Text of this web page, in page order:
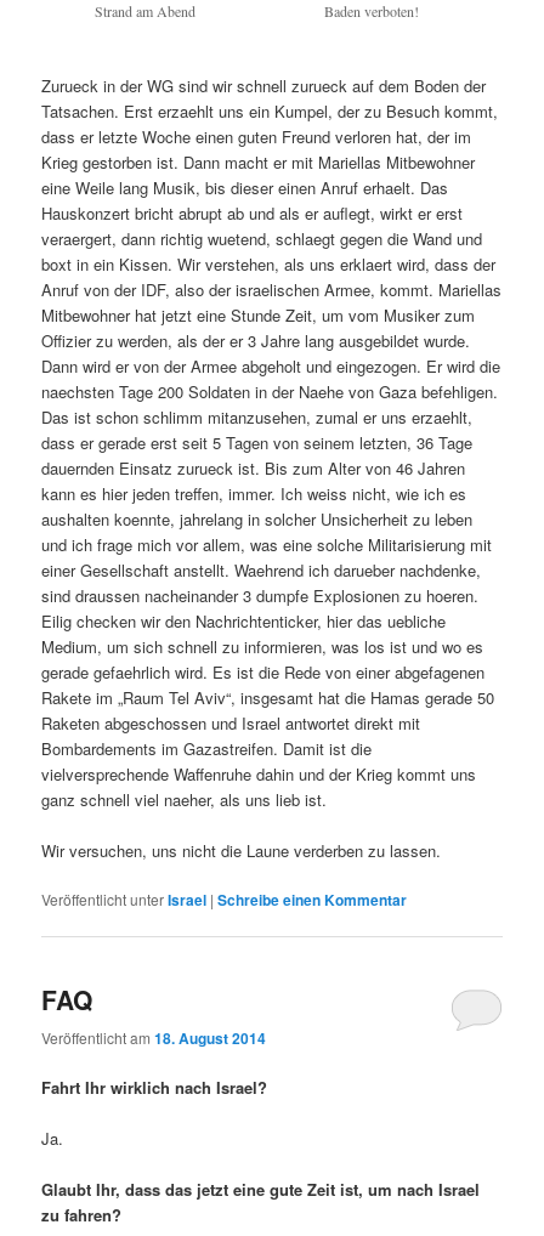
Strand am Abend Baden verboten!
Zurueck in der WG sind wir schnell zurueck auf dem Boden der
Tatsachen. Erst erzaehlt uns ein Kumpel, der zu Besuch kommt,
dass er letzte Woche einen guten Freund verloren hat, der im
Krieg gestorben ist. Dann macht er mit Mariellas Mitbewohner
eine Weile lang Musik, bis dieser einen Anruf erhaelt. Das
Hauskonzert bricht abrupt ab und als er auflegt, wirkt er erst
veraergert, dann richtig wuetend, schlaegt gegen die Wand und
boxt in ein Kissen. Wir verstehen, als uns erklaert wird, dass der
Anruf von der IDF, also der israelischen Armee, kommt. Mariellas
Mitbewohner hat jetzt eine Stunde Zeit, um vom Musiker zum
Offizier zu werden, als der er 3 Jahre lang ausgebildet wurde.
Dann wird er von der Armee abgeholt und eingezogen. Er wird die
naechsten Tage 200 Soldaten in der Naehe von Gaza befehligen.
Das ist schon schlimm mitanzusehen, zumal er uns erzaehlt,
dass er gerade erst seit 5 Tagen von seinem letzten, 36 Tage
dauernden Einsatz zurueck ist. Bis zum Alter von 46 Jahren
kann es hier jeden treffen, immer. Ich weiss nicht, wie ich es
aushalten koennte, jahrelang in solcher Unsicherheit zu leben
und ich frage mich vor allem, was eine solche Militarisierung mit
einer Gesellschaft anstellt. Waehrend ich darueber nachdenke,
sind draussen nacheinander 3 dumpfe Explosionen zu hoeren.
Eilig checken wir den Nachrichtenticker, hier das uebliche
Medium, um sich schnell zu informieren, was los ist und wo es
gerade gefaehrlich wird. Es ist die Rede von einer abgefagenen
Rakete im „Raum Tel Aviv“, insgesamt hat die Hamas gerade 50
Raketen abgeschossen und Israel antwortet direkt mit
Bombardements im Gazastreifen. Damit ist die
vielversprechende Waffenruhe dahin und der Krieg kommt uns
ganz schnell viel naeher, als uns lieb ist.
Wir versuchen, uns nicht die Laune verderben zu lassen.
Veröffentlicht unterIsrael |Schreibe einen Kommentar
FAQ
Veröffentlicht am18. August 2014
Fahrt Ihr wirklich nach Israel?
Ja.
Glaubt Ihr, dass das jetzt eine gute Zeit ist, um nach Israel
zu fahren?